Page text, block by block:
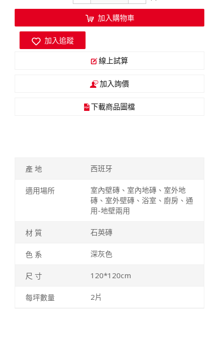
加入購物車
加入追蹤
線上試算
加入詢價
下載商品圖檔
西班牙
室內壁磚、室內地磚、室外地
磚、室外壁磚、浴室、廚房、通
用-地壁兩用
石英磚
深灰色
120*120cm
2片